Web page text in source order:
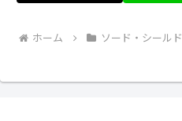
ホーム ソード・シールド